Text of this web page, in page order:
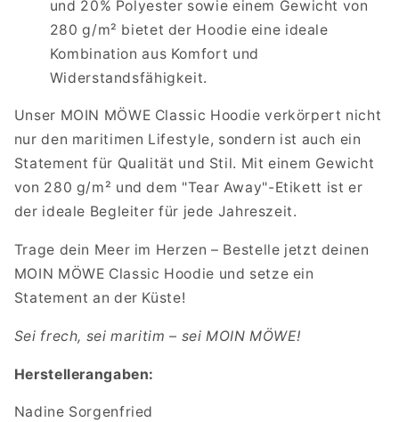
und 20% Polyester sowie einem Gewicht von
280 g/m² bietet der Hoodie eine ideale
Kombination aus Komfort und
Widerstandsfähigkeit.
Unser MOIN MÖWE Classic Hoodie verkörpert nicht
nur den maritimen Lifestyle, sondern ist auch ein
Statement für Qualität und Stil. Mit einem Gewicht
von 280 g/m² und dem "Tear Away"-Etikett ist er
der ideale Begleiter für jede Jahreszeit.
Trage dein Meer im Herzen – Bestelle jetzt deinen
MOIN MÖWE Classic Hoodie und setze ein
Statement an der Küste!
Sei frech, sei maritim – sei MOIN MÖWE!
Herstellerangaben:
Nadine Sorgenfried